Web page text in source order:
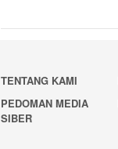
TENTANG KAMI
PEDOMAN MEDIA
SIBER